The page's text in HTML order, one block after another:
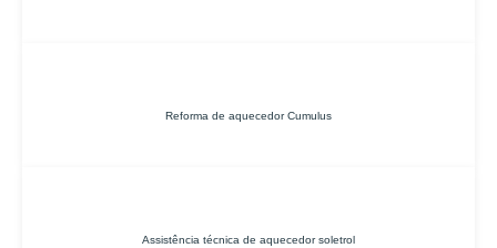
Reforma de aquecedor Cumulus
Assistência técnica de aquecedor soletrol